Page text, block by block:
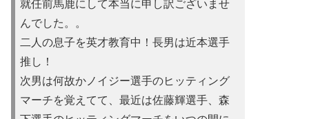
就任前馬鹿にして本当に申し訳ございませ
んでした。。
二人の息子を英才教育中！長男は近本選手
推し！
次男は何故かノイ ジー選手のヒッティング
マーチを覚えてて、最近は佐藤輝選手、森